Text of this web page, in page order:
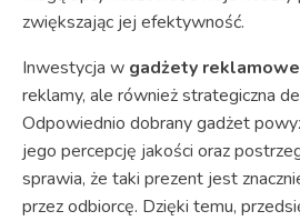
zwiększając jej efektywność.
Inwestycja w gadżety reklamowe
reklamy, ale również strategiczna
Odpowiednio dobrany gadżet
jego percepcję jakości oraz
sprawia, że taki prezent jest
przez odbiorcę. Dzięki temu,